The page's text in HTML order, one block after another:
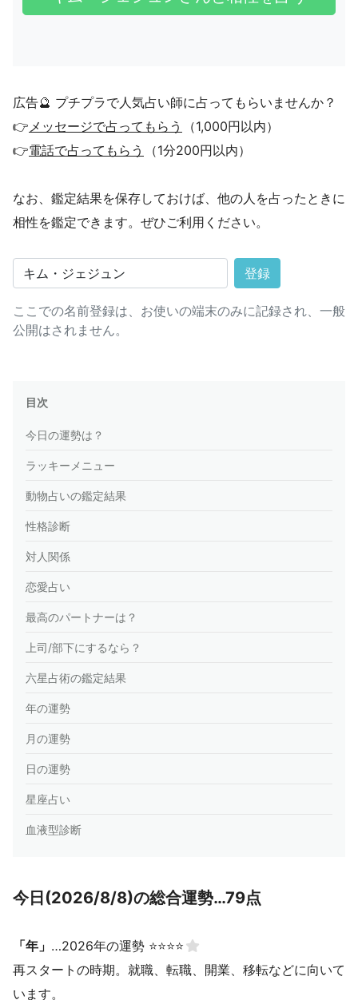
広告🔮 プチプラで人気占い師に占ってもらいませんか？
👉 メッセージで占ってもらう
（1,000円以内）
👉電話で占ってもらう （1分200円以内）
なお、鑑定結果を保存しておけば、他の人を占ったときに
相性を鑑定できます。ぜひご利用ください。
登録
ここでの名前登録は、お使いの端末のみに記録され、一般
公開はされません。
目次
今日の運勢は？
ラッキーメニュー
動物占いの鑑定結果
性格診断
対人関係
恋愛占い
最高のパートナーは？
上司/部下にするなら？
六星占術の鑑定結果
年の運勢
月の運勢
日の運勢
星座占い
血液型診断
今日(2026/8/8)の総合運勢…79点
「年」 …2026年の運勢 ⭐⭐⭐⭐
再スタートの時期。就職、転職、開業、移転などに向いて
います。